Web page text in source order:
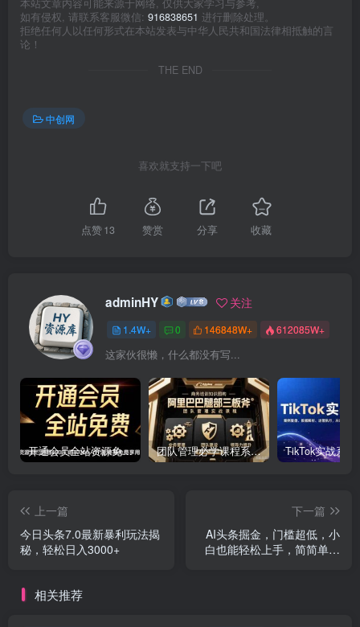
本站文章内容可能来源于网络, 仅供大家学习与参考,
如有侵权, 请联系客服微信: 916838651 进行删除处理。
拒绝任何人以任何形式在本站发表与中华人民共和国法律相抵触的言
论！
THE END
中创网
喜欢就支持一下吧
点赞13 赞赏 分享 收藏
adminHY 关注
1.4W+ 0 146848W+ 612085W+
这家伙很懒，什么都没有写...
开通会员全站资源免费下载 开通VIP会员 HY资源库 团队管理必学课程系列，阿里巴巴“腿部三板斧”
上一篇
今日头条7.0最新暴利玩法揭
秘，轻松日入3000+
下一篇
AI头条掘金，门槛超低，小
白也能轻松上手，简简单单
相关推荐